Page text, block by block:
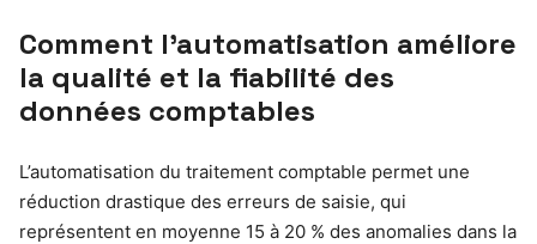
Comment l’automatisation améliore
la qualité et la fiabilité des
données comptables
L’automatisation du traitement comptable permet une
réduction drastique des erreurs de saisie, qui
représentent en moyenne 15 à 20 % des anomalies dans la